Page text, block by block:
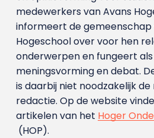
medewerkers van Avans
informeert de gemeenschap
Hogeschool over voor hen
onderwerpen en fungeert
meningsvorming en debat.
is daarbij niet noodzakelijk
redactie. Op de website
artikelen van het Hoger
(HOP).